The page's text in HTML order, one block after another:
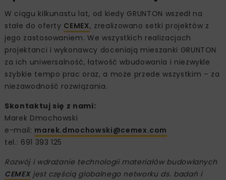
W ciągu kilkunastu lat, od kiedy GRUNTON wszedł na
stałe do oferty CEMEX, zrealizowano setki projektów z
jego zastosowaniem. We wszystkich realizacjach
projektanci i wykonawcy doceniają mieszanki GRUNTON
za ich uniwersalność, łatwość wbudowania i niezwykle
szybkie tempo prac oraz, a może przede wszystkim – za
niezawodność rozwiązania.
Skontaktuj się z nami:
Marek Dmochowski
e-mail: marek.dmochowski@cemex.com
tel.: 691 393 125
Rozwój i wdrażanie technologii materiałów budowlanych
CEMEXjest częścią globalnego networku ds. badań i